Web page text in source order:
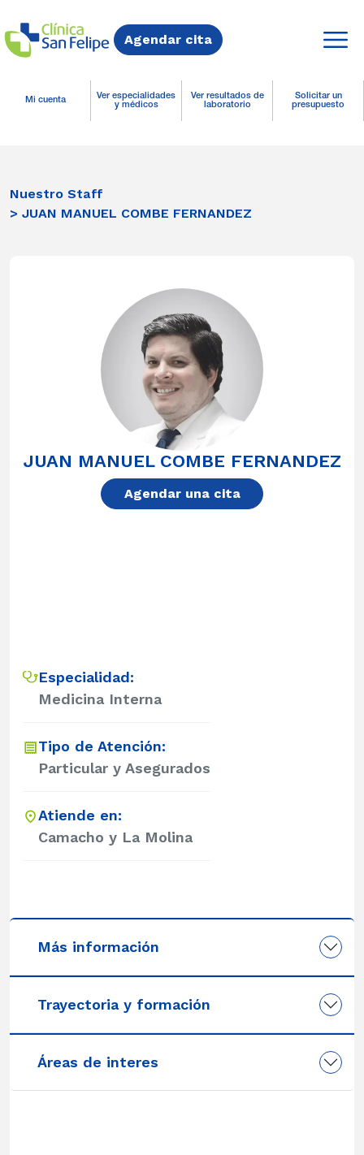
Agendar cita
Mi cuenta
Ver especialidades
y médicos
Ver resultados de
laboratorio
Solicitar un
presupuesto
Nuestro Staff
> JUAN MANUEL COMBE FERNANDEZ
JUAN MANUEL COMBE FERNANDEZ
Agendar una cita
Especialidad:
Medicina Interna
Tipo de Atención:
Particular y Asegurados
Atiende en:
Camacho y La Molina
Más información
Trayectoria y formación
Áreas de interes